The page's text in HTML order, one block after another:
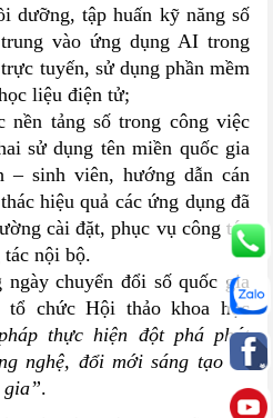
dưỡng, tập huấn kỹ năng số
vào ứng dụng AI trong
tuyến, sử dụng phần mềm
liệu điện tử;
nền tảng số trong công việc
sử dụng tên miền quốc gia
– sinh viên, hướng dẫn cán
hiệu quả các ứng dụng đã
cài đặt, phục vụ công tác
nội bộ.
chuyển đổi số quốc gia
tổ chức Hội thảo khoa học
thực hiện đột phá phát
nghệ, đổi mới sáng tạo và
gia”.